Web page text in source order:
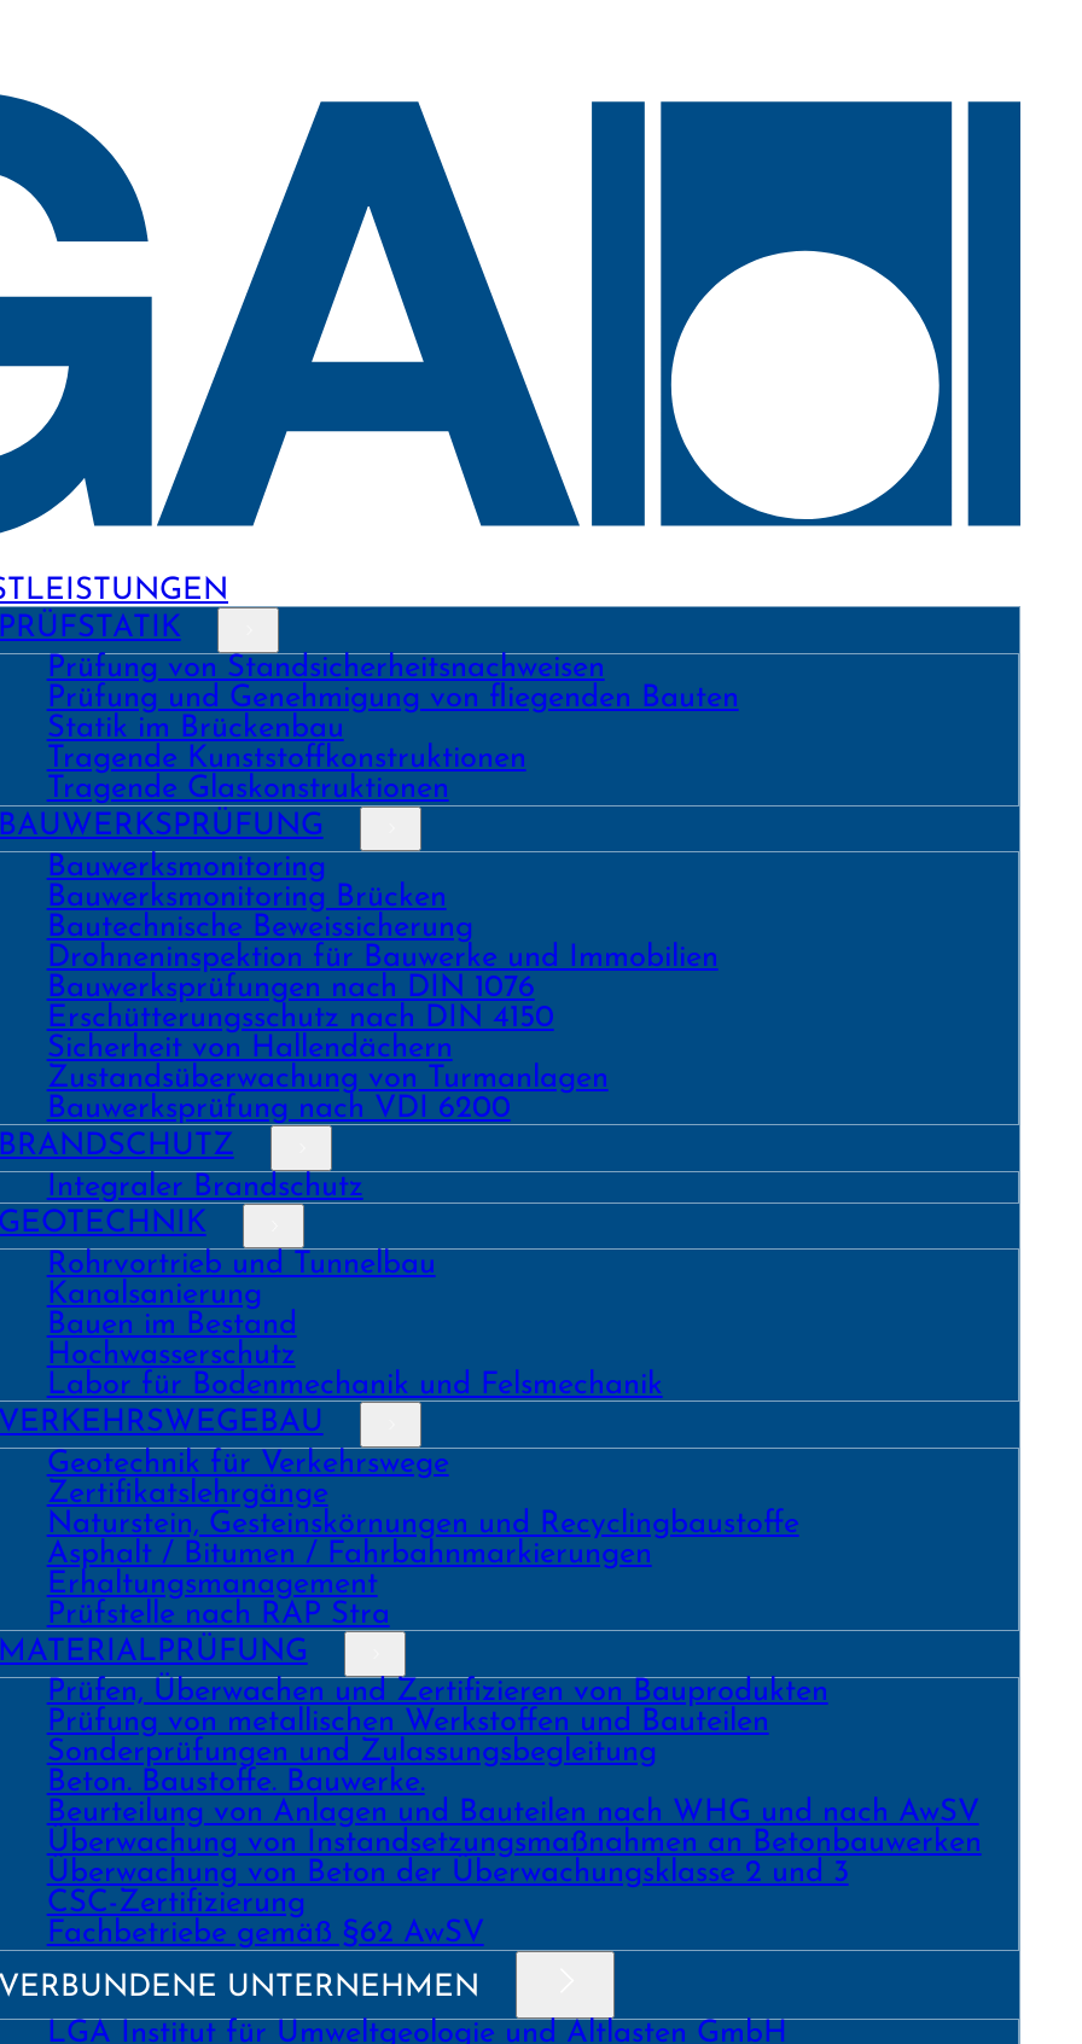
Prüfung von Stand­sicher­heits­nach­weisen
Prüfung und Geneh­migung von fliegenden Bauten
Statik im Brückenbau
Tragende Kunst­stoff­konstruk­tionen
Tragende Glas­konstruk­tionen
Bauwerks­monitoring
Bauwerks­monitoring Brücken
Bau­tech­nische Beweis­sicherung
Drohnen­inspektion für Bauwerke und Immobilien
Bau­werks­prüfungen nach DIN 1076
Erschüt­terungs­schutz nach DIN 4150
Sicher­heit von Hallen­dächern
Zustands­überwachung von Turm­anlagen
Bauwerks­prüfung nach VDI 6200
Integraler Brandschutz
Rohrvortrieb und Tunnelbau
Kanal­sanierung
Bauen im Bestand
Hochwasser­schutz
Labor für Boden­mechanik und Fels­mechanik
Geo­technik für Verkehrs­wege
Zertifikats­lehrgänge
Natur­stein, Gesteins­kör­nungen und Recycling­baustoffe
Asphalt / Bitumen / Fahrbahnmarkierungen
Erhaltungs­manage­ment
Prüf­stelle nach RAP Stra
Prüfen, Überwachen und Zertifizieren von Bauprodukten
Prüfung von metallischen Werk­stoffen und Bau­teilen
Sonder­prüfungen und Zulassungs­begleitung
Beton. Bau­stoffe. Bau­werke.
Beurtei­lung von Anlagen und Bau­teilen nach WHG und nach AwSV
Über­wachung von Instand­setzungs­maß­nahmen an Beton­bau­werken
Über­wachung von Beton der Über­wachungs­klasse 2 und 3
CSC-Zertifizierung
Fach­­betriebe gemäß §62 AwSV
UNTERNEHMEN
LGA Institut für Umweltgeologie und Altlasten GmbH